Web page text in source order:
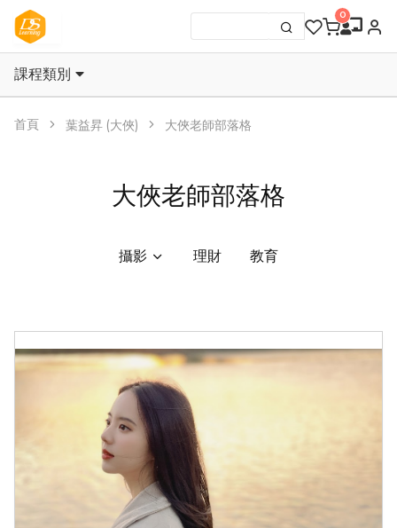
課程類別
首頁 葉益昇 (大俠) 大俠老師部落格
大俠老師部落格
攝影 理財 教育